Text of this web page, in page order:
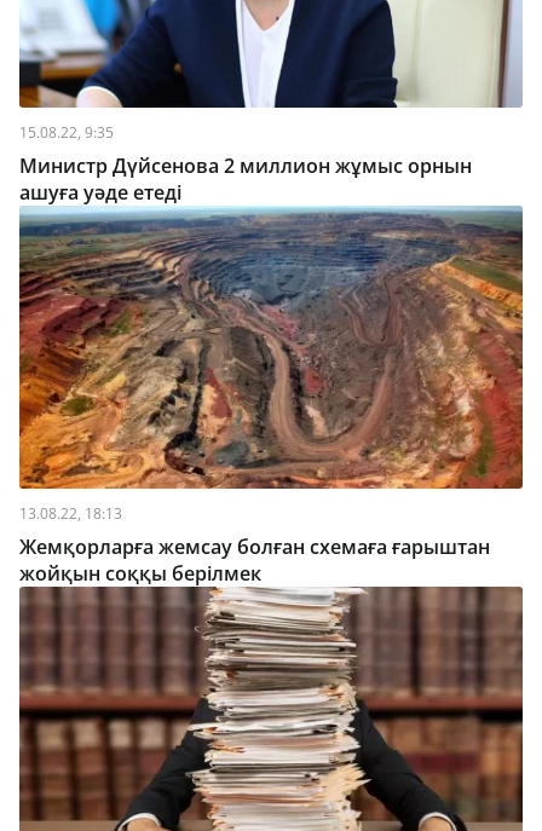
15.08.22, 9:35
Министр Дүйсенова 2 миллион жұмыс орнын
ашуға уәде етеді
13.08.22, 18:13
Жемқорларға жемсау болған схемаға ғарыштан
жойқын соққы берілмек